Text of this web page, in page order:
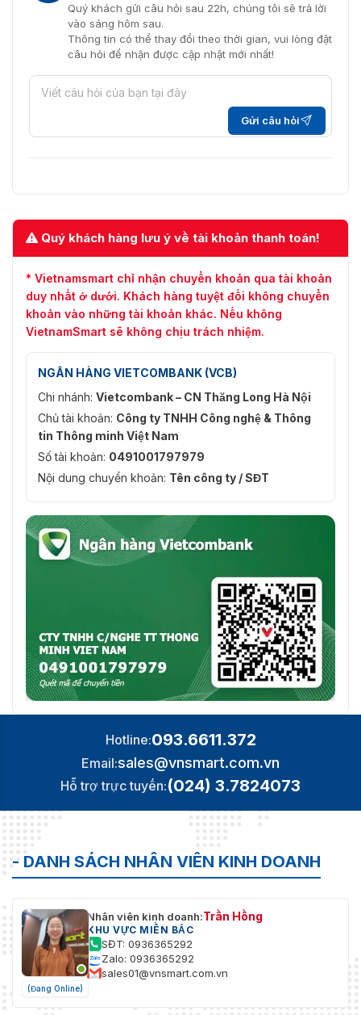
Quý khách gửi câu hỏi sau 22h, chúng tôi sẽ trả lời
vào sáng hôm sau.
Thông tin có thể thay đổi theo thời gian, vui lòng đặt
câu hỏi để nhận được cập nhật mới nhất!
Gửi câu hỏi
Quý khách hàng lưu ý về tài khoản thanh toán!
* Vietnamsmart chỉ nhận chuyển khoản qua tài khoản
duy nhất ở dưới. Khách hàng tuyệt đối không chuyển
khoản vào những tài khoản khác. Nếu không
VietnamSmart sẽ không chịu trách nhiệm.
NGÂN HÀNG VIETCOMBANK (VCB)
Chi nhánh: Vietcombank – CN Thăng Long Hà Nội
Chủ tài khoản: Công ty TNHH Công nghệ & Thông
tin Thông minh Việt Nam
Số tài khoản: 0491001797979
Nội dung chuyển khoản: Tên công ty / SĐT
Hotline:093.6611.372
Email:sales@vnsmart.com.vn
Hỗ trợ trực tuyến:(024) 3.7824073
- DANH SÁCH NHÂN VIÊN KINH DOANH
(Đang Online)
Nhân viên kinh doanh:Trần Hồng
KHU VỰC MIỀN BẮC
SĐT: 0936365292
Zalo: 0936365292
sales01@vnsmart.com.vn